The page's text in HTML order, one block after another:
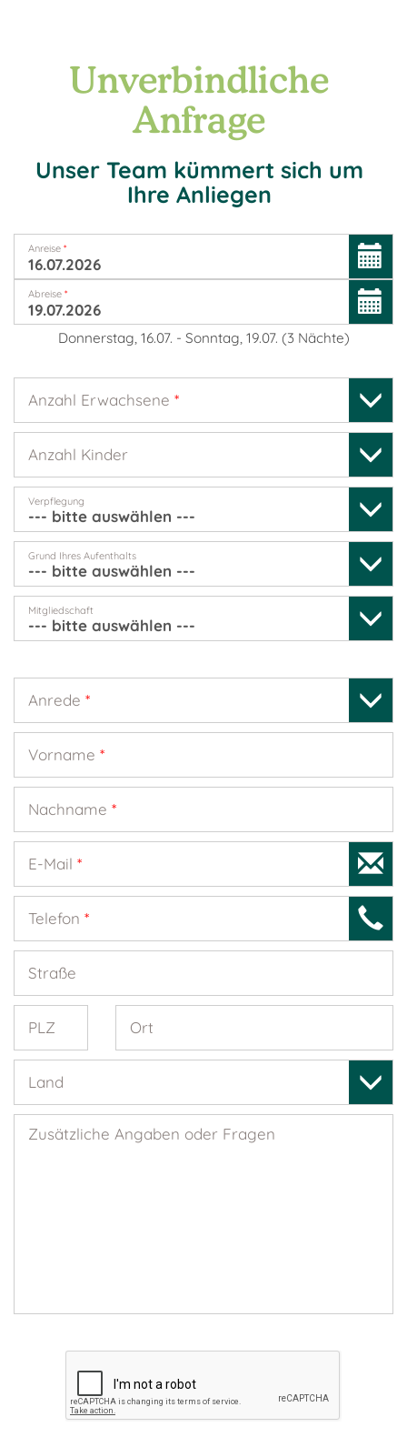
Unverbindliche
Anfrage
Unser Team kümmert sich um
Ihre Anliegen
Anreise *
Abreise *
Donnerstag, 16.07. - Sonntag, 19.07. (3 Nächte)
Anzahl Erwachsene *
Anzahl Kinder
Verpflegung
Grund Ihres Aufenthalts
Mitgliedschaft
Anrede *
Vorname *
Nachname *
E-Mail *
Telefon *
Straße
PLZ Ort
Land
Zusätzliche Angaben oder Fragen